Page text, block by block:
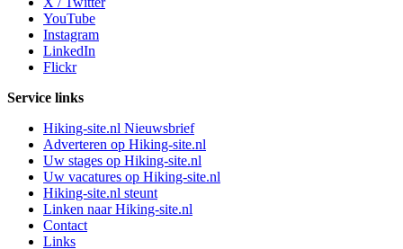
YouTube
Instagram
LinkedIn
Flickr
Service links
Hiking-site.nl Nieuwsbrief
Adverteren op Hiking-site.nl
Uw stages op Hiking-site.nl
Uw vacatures op Hiking-site.nl
Hiking-site.nl steunt
Linken naar Hiking-site.nl
Contact
Links